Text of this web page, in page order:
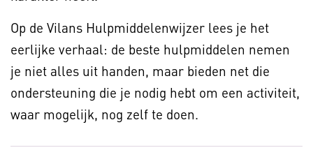
Op de Vilans Hulpmiddelenwijzer lees je het
eerlijke verhaal: de beste hulpmiddelen nemen
je niet alles uit handen, maar bieden net die
ondersteuning die je nodig hebt om een activiteit,
waar mogelijk, nog zelf te doen.